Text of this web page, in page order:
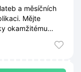
a měsíčních
Mějte
okamžitému